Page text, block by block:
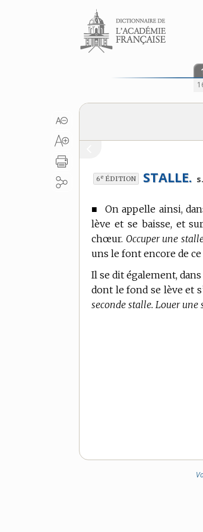
Aller au contenu
6e ÉDITION STALLE.
■ On appelle ainsi,
lève et se baisse, et
chœur. Occuper une
uns le font encore de
Il se dit également,
dont le fond se lève et
seconde stalle. Louer une